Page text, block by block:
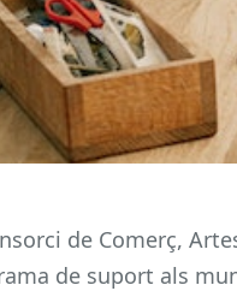
de Comerç,
de suport als